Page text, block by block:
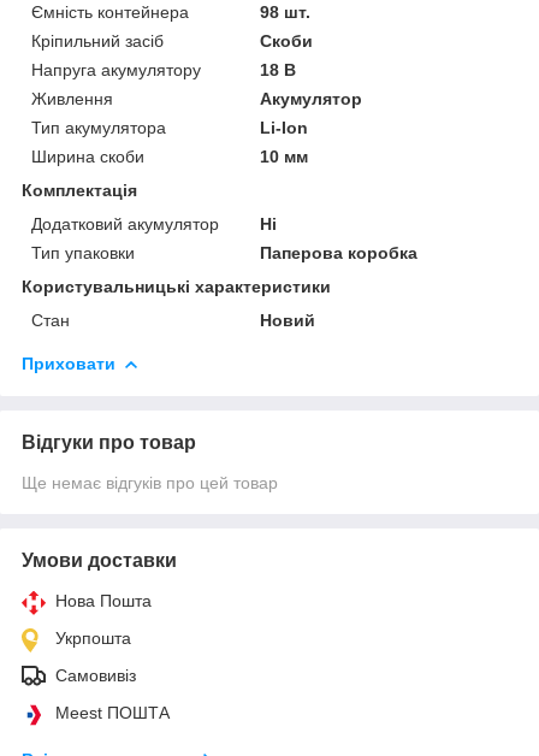
Ємність контейнера
98 шт.
Кріпильний засіб
Скоби
Напруга акумулятору
18 В
Живлення
Акумулятор
Тип акумулятора
Li-Ion
Ширина скоби
10 мм
Комплектація
Додатковий акумулятор
Ні
Тип упаковки
Паперова коробка
Користувальницькі характеристики
Стан
Новий
Приховати
Відгуки про товар
Ще немає відгуків про цей товар
Умови доставки
Нова Пошта
Укрпошта
Самовивіз
Meest ПОШТА